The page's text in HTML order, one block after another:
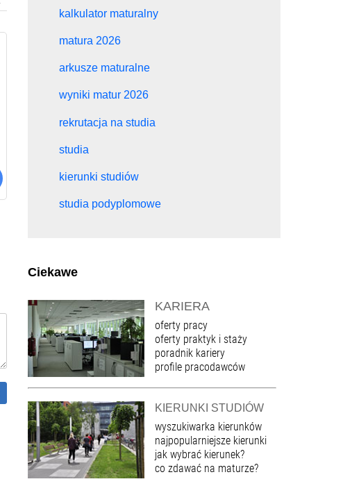
kalkulator maturalny
matura 2026
arkusze maturalne
wyniki matur 2026
rekrutacja na studia
studia
kierunki studiów
studia podyplomowe
Ciekawe
KARIERA
oferty pracy
oferty praktyk i staży
poradnik kariery
profile pracodawców
KIERUNKI STUDIÓW
wyszukiwarka kierunków
najpopularniejsze kierunki
jak wybrać kierunek?
co zdawać na maturze?